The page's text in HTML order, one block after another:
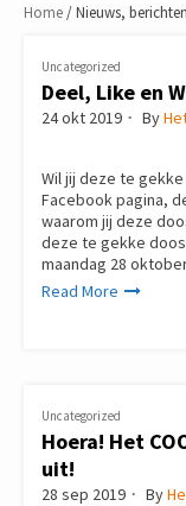
Home/ Nieuws,
Nieuws,
berichten
en
Uncategorized
Deel, Like en
24 okt 2019 By
Wil jij deze te gekke
Facebook pagina,
waarom jij deze
deze te gekke doos
maandag 28
Read More
Uncategorized
Hoera! Het
uit!
28 sep 2019 By